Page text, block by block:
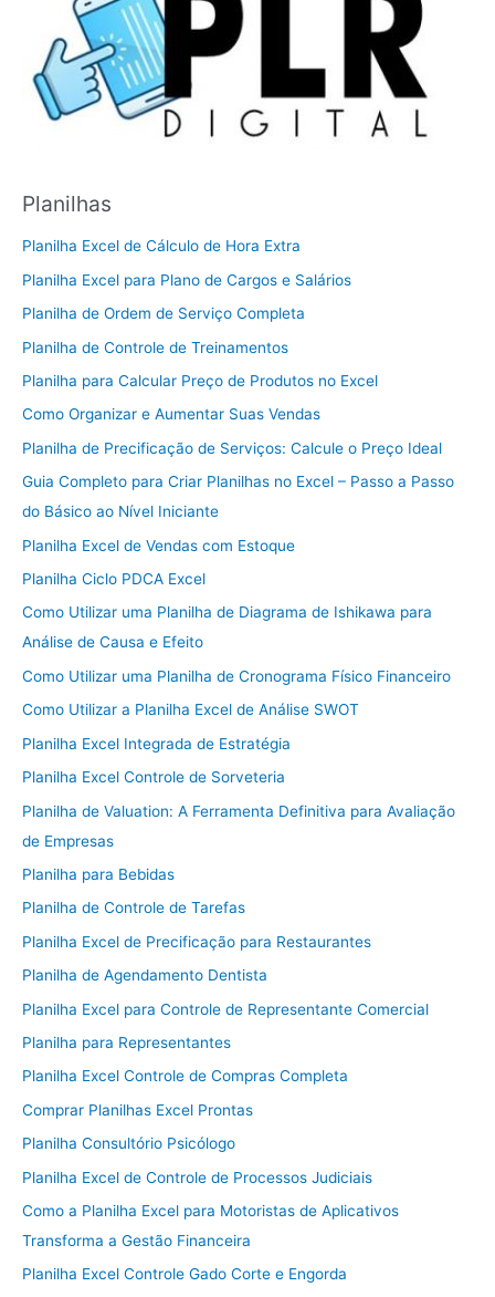
Planilhas
Planilha Excel de Cálculo de Hora Extra
Planilha Excel para Plano de Cargos e Salários
Planilha de Ordem de Serviço Completa
Planilha de Controle de Treinamentos
Planilha para Calcular Preço de Produtos no Excel
Como Organizar e Aumentar Suas Vendas
Planilha de Precificação de Serviços: Calcule o Preço Ideal
Guia Completo para Criar Planilhas no Excel – Passo a Passo
do Básico ao Nível Iniciante
Planilha Excel de Vendas com Estoque
Planilha Ciclo PDCA Excel
Como Utilizar uma Planilha de Diagrama de Ishikawa para
Análise de Causa e Efeito
Como Utilizar uma Planilha de Cronograma Físico Financeiro
Como Utilizar a Planilha Excel de Análise SWOT
Planilha Excel Integrada de Estratégia
Planilha Excel Controle de Sorveteria
Planilha de Valuation: A Ferramenta Definitiva para Avaliação
de Empresas
Planilha para Bebidas
Planilha de Controle de Tarefas
Planilha Excel de Precificação para Restaurantes
Planilha de Agendamento Dentista
Planilha Excel para Controle de Representante Comercial
Planilha para Representantes
Planilha Excel Controle de Compras Completa
Comprar Planilhas Excel Prontas
Planilha Consultório Psicólogo
Planilha Excel de Controle de Processos Judiciais
Como a Planilha Excel para Motoristas de Aplicativos
Transforma a Gestão Financeira
Planilha Excel Controle Gado Corte e Engorda